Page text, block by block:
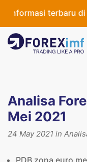
terbaru di
Analisa
Mei 2021
24 May 2021 in
PDB zona euro